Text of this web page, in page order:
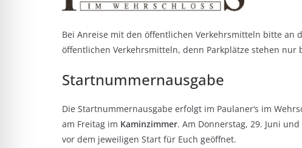
Bei Anreise mit den öffentlichen Verkehrsmitteln bitte an
öffentlichen Verkehrsmitteln, denn Parkplätze stehen nur
Startnummernausgabe
Die Startnummernausgabe erfolgt im Paulaner‘s im
am Freitag im Kaminzimmer. Am Donnerstag, 29. Juni
vor dem jeweiligen Start für Euch geöffnet.